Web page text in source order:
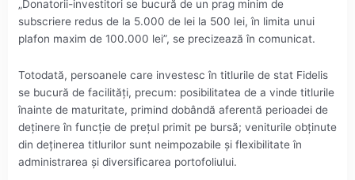
„Donatorii-investitori se bucură de un prag minim de
subscriere redus de la 5.000 de lei la 500 lei, în limita unui
plafon maxim de 100.000 lei”, se precizează în comunicat.
Totodată, persoanele care investesc în titlurile de stat Fidelis
se bucură de facilităţi, precum: posibilitatea de a vinde titlurile
înainte de maturitate, primind dobândă aferentă perioadei de
deţinere în funcţie de preţul primit pe bursă; veniturile obţinute
din deţinerea titlurilor sunt neimpozabile şi flexibilitate în
administrarea şi diversificarea portofoliului.